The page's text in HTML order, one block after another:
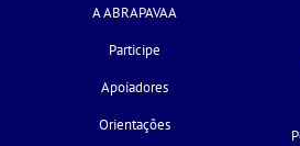
A ABRAPAVAA
Participe
Apoiadores
Orientações